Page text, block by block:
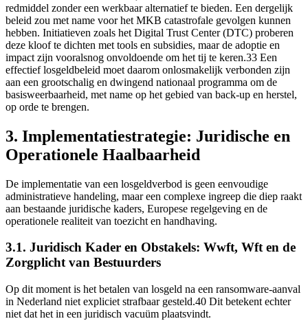
redmiddel zonder een werkbaar alternatief te bieden. Een dergelijk
beleid zou met name voor het MKB catastrofale gevolgen kunnen
hebben. Initiatieven zoals het Digital Trust Center (DTC) proberen
deze kloof te dichten met tools en subsidies, maar de adoptie en
impact zijn vooralsnog onvoldoende om het tij te keren.33 Een
effectief losgeldbeleid moet daarom onlosmakelijk verbonden zijn
aan een grootschalig en dwingend nationaal programma om de
basisweerbaarheid, met name op het gebied van back-up en herstel,
op orde te brengen.
3. Implementatiestrategie: Juridische en
Operationele Haalbaarheid
De implementatie van een losgeldverbod is geen eenvoudige
administratieve handeling, maar een complexe ingreep die diep raakt
aan bestaande juridische kaders, Europese regelgeving en de
operationele realiteit van toezicht en handhaving.
3.1. Juridisch Kader en Obstakels: Wwft, Wft en de
Zorgplicht van Bestuurders
Op dit moment is het betalen van losgeld na een ransomware-aanval
in Nederland niet expliciet strafbaar gesteld.40 Dit betekent echter
niet dat het in een juridisch vacuüm plaatsvindt.